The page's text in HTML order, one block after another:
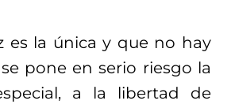
es la única y que no hay
pone en serio riesgo la
a la libertad de